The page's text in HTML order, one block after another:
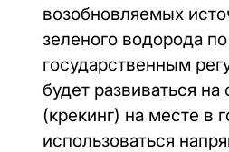
возобновляемых
зеленого водорода
государственным
будет развиваться
(крекинг) на месте в
использоваться